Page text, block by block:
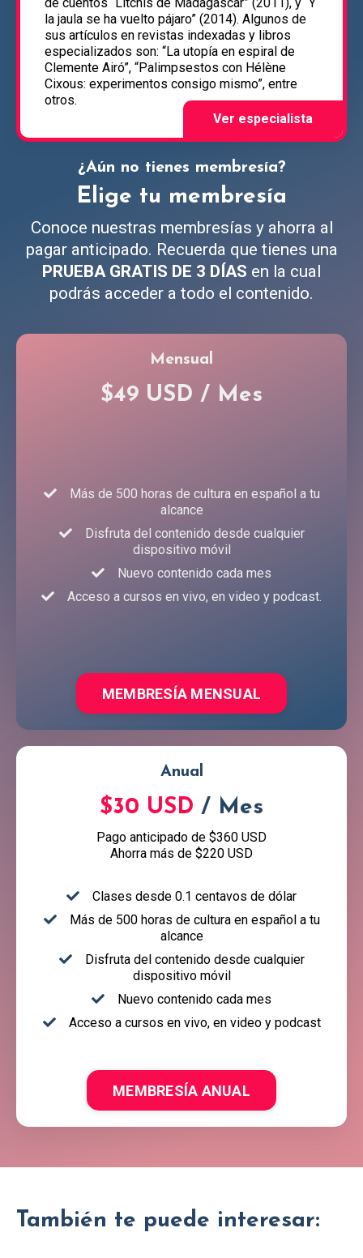
la jaula se ha vuelto pájaro” (2014). Algunos de
sus artículos en revistas indexadas y libros
especializados son: “La utopía en espiral de
Clemente Airó”, “Palimpsestos con Hélène
Cixous: experimentos consigo mismo”, entre
otros.
¿Aún no tienes membresía?
Elige tu membresía
Conoce nuestras membresías y ahorra al
pagar anticipado. Recuerda que tienes una
PRUEBA GRATIS DE 3 DÍAS en la cual
podrás acceder a todo el contenido.
Mensual
$49 USD / Mes
Más de 500 horas de cultura en español a tu
alcance
Disfruta del contenido desde cualquier
dispositivo móvil
Nuevo contenido cada mes
Acceso a cursos en vivo, en video y podcast.
MEMBRESÍA MENSUAL
Anual
$30 USD / Mes
Pago anticipado de $360 USD
Ahorra más de $220 USD
Clases desde 0.1 centavos de dólar
Más de 500 horas de cultura en español a tu
alcance
Disfruta del contenido desde cualquier
dispositivo móvil
Nuevo contenido cada mes
Acceso a cursos en vivo, en video y podcast
MEMBRESÍA ANUAL
También te puede interesar: